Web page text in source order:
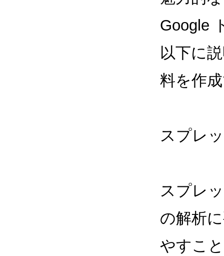
Google
以下に
料を作
スプレ
スプレ
の解析
やすこ